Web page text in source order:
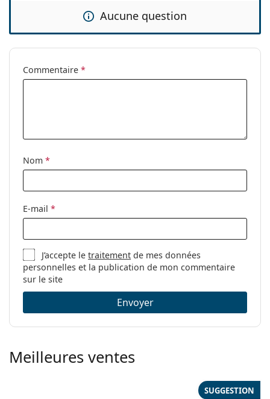
Aucune question
Commentaire *
Nom *
E-mail *
J’accepte letraitement de mes données
personnelles et la publication de mon commentaire
sur le site
Envoyer
Meilleures ventes
SUGGESTION